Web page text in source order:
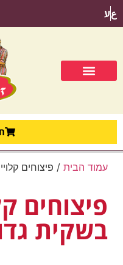
عע
עמוד הבית / פיצוחים
פיצוחים
בשקית